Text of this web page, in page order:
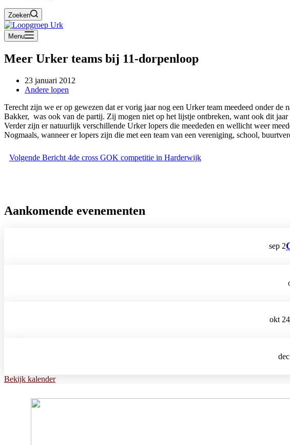
Zoeken
Menu
Meer Urker teams bij 11-dorpenloop
23 januari 2012
Andere lopen
Terecht zijn we er op gewezen dat er vorig jaar nog een Urker team meedeed onder
Bakker, was ook van de partij. Zij mogen niet op het lijstje ontbreken, want ook dit jaar
Verder zijn er natuurlijk verschillende Urker lopers die meededen en wellicht weer
Nogmaals, wanneer er lopers zijn die met een team van een vereniging, school,
Volgende Bericht 4de cross GOK competitie in Harderwijk
Aankomende evenementen
sep 2
okt 24
dec
Bekijk kalender